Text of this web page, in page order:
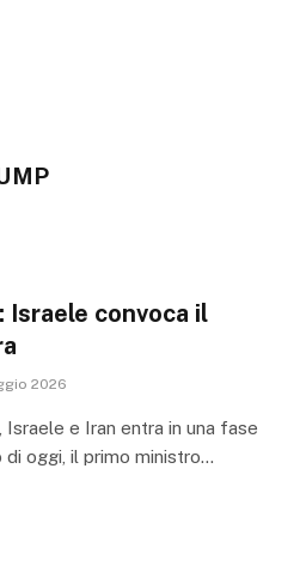
Israele convoca il
2026
e Iran entra in una fase
oggi, il primo ministro…